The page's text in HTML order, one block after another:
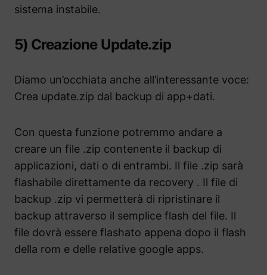
sistema instabile.
5) Creazione Update.zip
Diamo un’occhiata anche all’interessante voce:
Crea update.zip dal backup di app+dati.
Con questa funzione potremmo andare a
creare un file .zip contenente il backup di
applicazioni, dati o di entrambi. Il file .zip sarà
flashabile direttamente da recovery . Il file di
backup .zip vi permetterà di ripristinare il
backup attraverso il semplice flash del file. Il
file dovrà essere flashato appena dopo il flash
della rom e delle relative google apps.